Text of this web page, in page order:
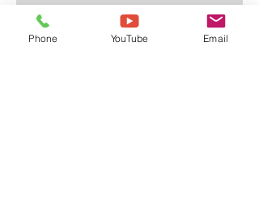
ใบกวนปูน
Phone YouTube Email